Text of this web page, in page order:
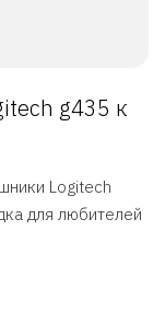
g435 к
Logitech
для любителей